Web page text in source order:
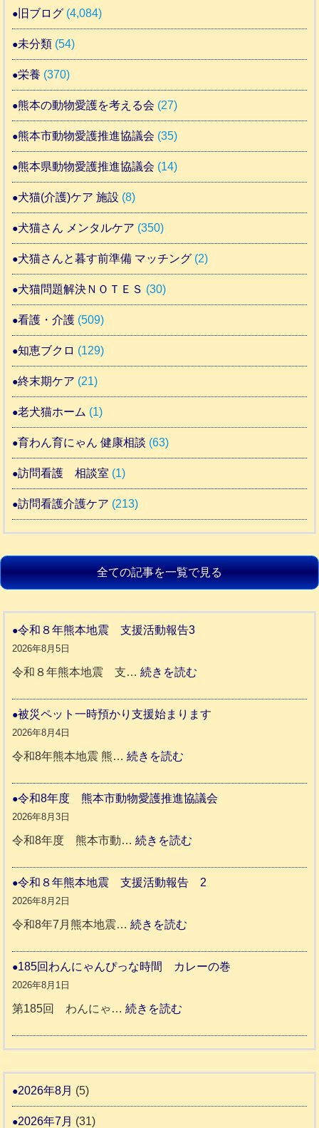
旧ブログ (4,084)
未分類 (54)
栄養 (370)
熊本の動物愛護を考える会 (27)
熊本市動物愛護推進協議会 (35)
熊本県動物愛護推進協議会 (14)
犬猫(介護)ケア 施設 (8)
犬猫さん メンタルケア (350)
犬猫さんと暮す前準備 マッチング (2)
犬猫問題解決ＮＯＴＥＳ (30)
看護・介護 (509)
知恵ブクロ (129)
終末期ケア (21)
老犬猫ホーム (1)
育わん育にゃん 健康相談 (63)
訪問看護 相談室 (1)
訪問看護介護ケア (213)
全ての記事を一覧で見る
令和８年熊本地震 支援活動報告3
2026年8月5日
令和８年熊本地震 支…続きを読む
和
本
支
報
告
被災ペット一時預かり支援始まります
2026年8月4日
令和8年熊本地震 熊…続きを読む
災
ッ
一
り
支
ま
ま
令和8年度 熊本市動物愛護推進協議会
2026年8月3日
令和8年度 熊本市動…続きを読む
和
動
令和８年熊本地震 支援活動報告 2
2026年8月2日
令和8年7月熊本地震…続きを読む
和
185回わんにゃんぴっな時間 カレーの巻
2026年8月1日
第185回 わんにゃ…続きを読む
8
わ
2026年8月 (5)
2026年7月 (31)